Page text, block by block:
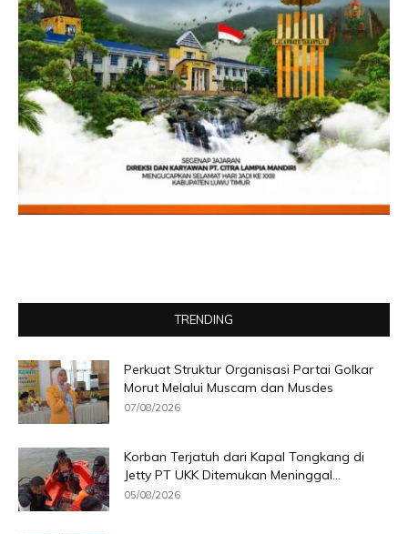
TRENDING
Perkuat Struktur Organisasi Partai Golkar
Morut Melalui Muscam dan Musdes
07/08/2026
Korban Terjatuh dari Kapal Tongkang di
Jetty PT UKK Ditemukan Meninggal...
05/08/2026